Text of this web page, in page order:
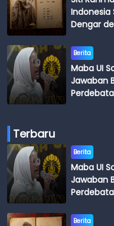
Indonesia
Dengar
Berita
Maba UI
Jawaban
Terbaru
Berita
Maba UI
Jawaban
Berita